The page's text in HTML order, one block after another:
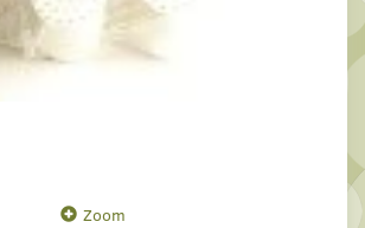
Zoom